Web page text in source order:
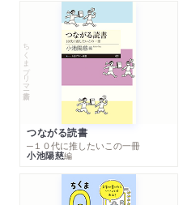
ちくまプリマー新書
つながる読書
─１０代に推したいこの一冊
小池陽慈編